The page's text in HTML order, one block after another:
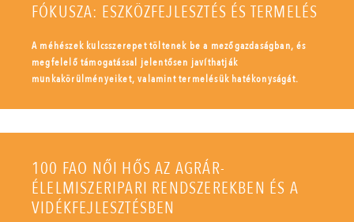
FÓKUSZA: ESZKÖZFEJLESZTÉS ÉS TERMELÉS
A méhészek kulcsszerepet töltenek be a mezőgazdaságban, és
megfelelő támogatással jelentősen javíthatják
munkakörülményeiket, valamint termelésük hatékonyságát.
100 FAO NŐI HŐS AZ AGRÁR-
ÉLELMISZERIPARI RENDSZEREKBEN ÉS A
VIDÉKFEJLESZTÉSBEN